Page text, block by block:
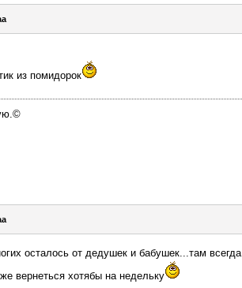
из помидорок
осталось от дедушек и бабушек...там всегда
вернеться хотябы на недельку